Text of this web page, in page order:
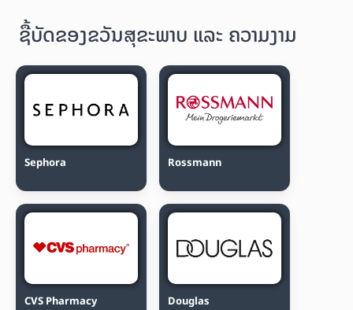
ຊື້ບັດຂອງຂວັນສຸຂະພາບ ແລະ ຄວາມງາມ
Sephora Rossmann
CVS Pharmacy Douglas